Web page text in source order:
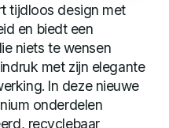
tijdloos design met
en biedt een
niets te wensen
met zijn elegante
In deze nieuwe
onderdelen
recyclebaar